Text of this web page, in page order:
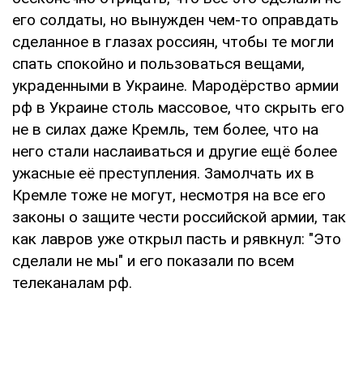
его солдаты, но вынужден чем-то оправдать
сделанное в глазах россиян, чтобы те могли
спать спокойно и пользоваться вещами,
украденными в Украине. Мародёрство армии
рф в Украине столь массовое, что скрыть его
не в силах даже Кремль, тем более, что на
него стали наслаиваться и другие ещё более
ужасные её преступления. Замолчать их в
Кремле тоже не могут, несмотря на все его
законы о защите чести российской армии, так
как лавров уже открыл пасть и рявкнул: "Это
сделали не мы" и его показали по всем
телеканалам рф.